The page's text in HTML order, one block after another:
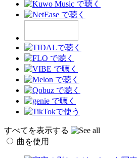
すべてを表示する
曲を使用